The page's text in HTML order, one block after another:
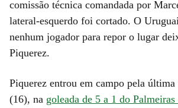
comissão técnica comandada por
lateral-esquerdo foi cortado. O
nenhum jogador para repor o lugar
Piquerez.
Piquerez entrou em campo pela última
(16), na goleada de 5 a 1 do